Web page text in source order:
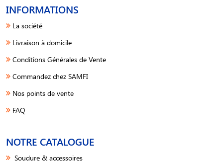
INFORMATIONS
La société
Livraison à domicile
Conditions Générales de Vente
Commandez chez SAMFI
Nos points de vente
FAQ
NOTRE CATALOGUE
Soudure & accessoires